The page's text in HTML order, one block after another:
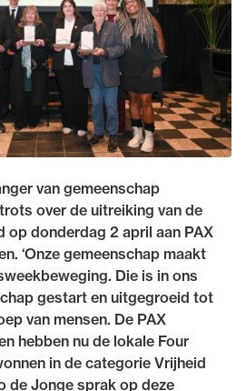
van gemeenschap
over de uitreiking van de
op donderdag 2 april aan PAX
‘Onze gemeenschap maakt
Die is in ons
gestart en uitgegroeid tot
van mensen. De PAX
hebben nu de lokale Four
in de categorie Vrijheid
de Jonge sprak op deze